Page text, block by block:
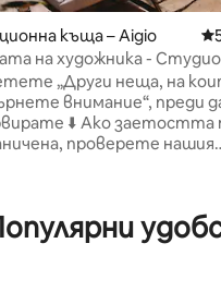
къща – Aigio
на художника -
Летище/влак/
„Други неща, на
внимание“, преди
⬇️ Ако заетостта
нашия
интелект, без